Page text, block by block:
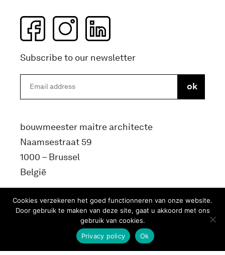
Subscribe to our newsletter
bouwmeester maitre architecte
Naamsestraat 59
1000 – Brussel
België
info@bma.brussels
Cookies verzekeren het goed functionneren van onze website.
Door gebruik te maken van deze site, gaat u akkoord met ons
gebruik van cookies.
Ok
Privacy policy